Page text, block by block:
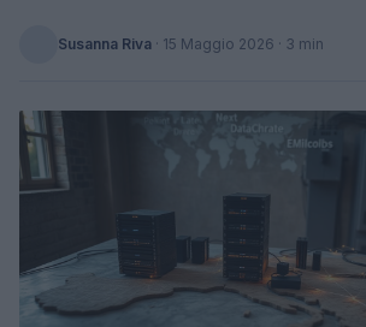
Susanna Riva · 15 Maggio 2026 · 3 min